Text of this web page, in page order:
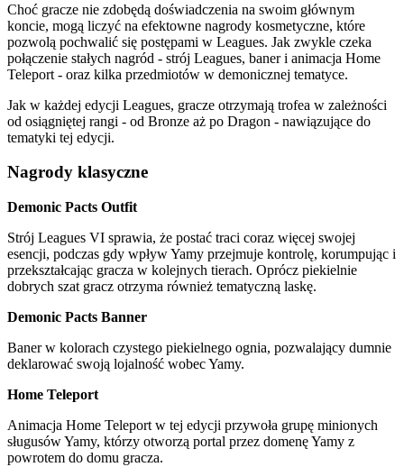
Choć gracze nie zdobędą doświadczenia na swoim głównym
koncie, mogą liczyć na efektowne nagrody kosmetyczne, które
pozwolą pochwalić się postępami w Leagues. Jak zwykle czeka
połączenie stałych nagród - strój Leagues, baner i animacja Home
Teleport - oraz kilka przedmiotów w demonicznej tematyce.
Jak w każdej edycji Leagues, gracze otrzymają trofea w zależności
od osiągniętej rangi - od Bronze aż po Dragon - nawiązujące do
tematyki tej edycji.
Nagrody klasyczne
Demonic Pacts Outfit
Strój Leagues VI sprawia, że postać traci coraz więcej swojej
esencji, podczas gdy wpływ Yamy przejmuje kontrolę, korumpując i
przekształcając gracza w kolejnych tierach. Oprócz piekielnie
dobrych szat gracz otrzyma również tematyczną laskę.
Demonic Pacts Banner
Baner w kolorach czystego piekielnego ognia, pozwalający dumnie
deklarować swoją lojalność wobec Yamy.
Home Teleport
Animacja Home Teleport w tej edycji przywoła grupę minionych
sługusów Yamy, którzy otworzą portal przez domenę Yamy z
powrotem do domu gracza.